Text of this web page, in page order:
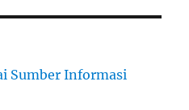
Sumber Informasi